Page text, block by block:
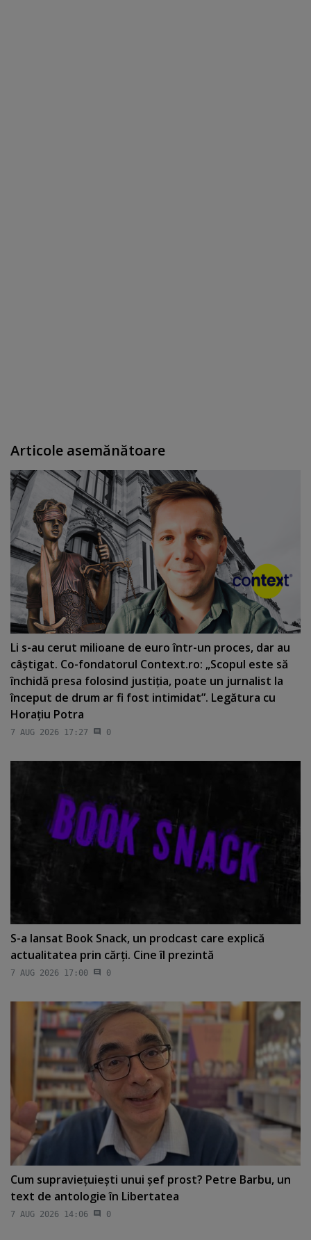
Articole asemănătoare
Li s-au cerut milioane de euro într-un proces, dar au
câştigat. Co-fondatorul Context.ro: „Scopul este să
închidă presa folosind justiţia, poate un jurnalist la
început de drum ar fi fost intimidat”. Legătura cu
Horaţiu Potra
7 AUG 2026 17:27 0
S-a lansat Book Snack, un prodcast care explică
actualitatea prin cărţi. Cine îl prezintă
7 AUG 2026 17:00 0
Cum supravieţuieşti unui şef prost? Petre Barbu, un
text de antologie în Libertatea
7 AUG 2026 14:06 0